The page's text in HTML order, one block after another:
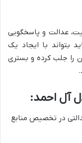
عدالت و پاسخگویی
بتواند با ایجاد یک
را جلب کرده و بستری
در تخصیص منابع